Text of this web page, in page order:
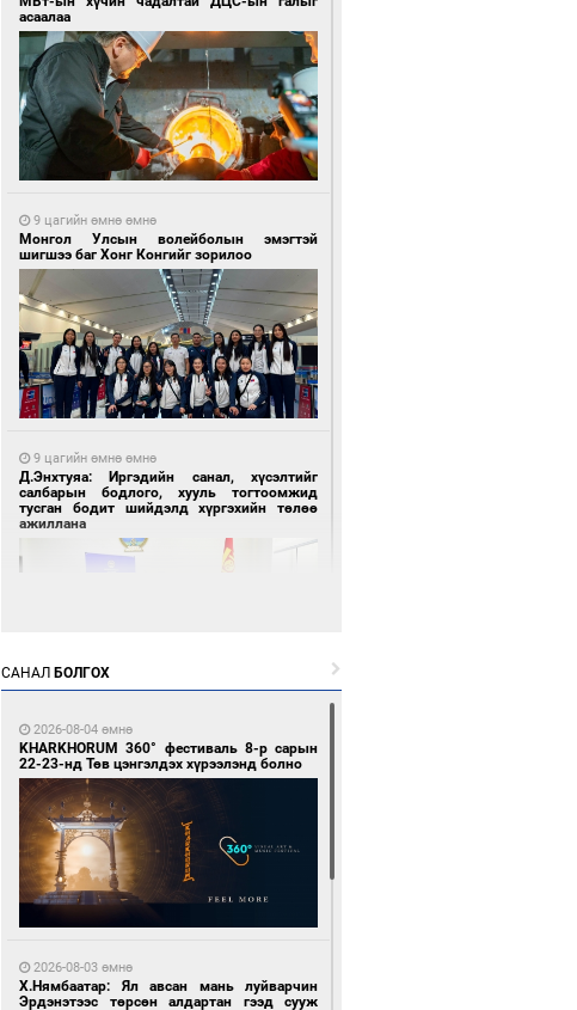
асаалаа
9 цагийн өмнө өмнө
Монгол Улсын волейболын эмэгтэй
шигшээ баг Хонг Конгийг зорилоо
9 цагийн өмнө өмнө
Д.Энхтуяа: Иргэдийн санал, хүсэлтийг
салбарын бодлого, хууль тогтоомжид
тусган бодит шийдэлд хүргэхийн төлөө
ажиллана
9 цагийн өмнө өмнө
Үс засуулвал жаргал үргэлжид ирнэ
Бороо орно, өдөртөө 24-26 хэм дулаан
байна
САНАЛ БОЛГОХ
2026-08-04 өмнө
KHARKHORUM 360° фестиваль 8-р сарын
22-23-нд Төв цэнгэлдэх хүрээлэнд болно
2026-08-03 өмнө
Х.Нямбаатар: Ял авсан мань луйварчин
Эрдэнэтээс төрсөн алдартан гээд сууж